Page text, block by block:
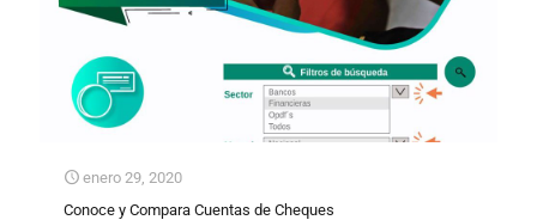
enero 29, 2020
Conoce y Compara Cuentas de Cheques